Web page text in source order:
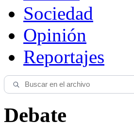
Sociedad
Opinión
Reportajes
Debate